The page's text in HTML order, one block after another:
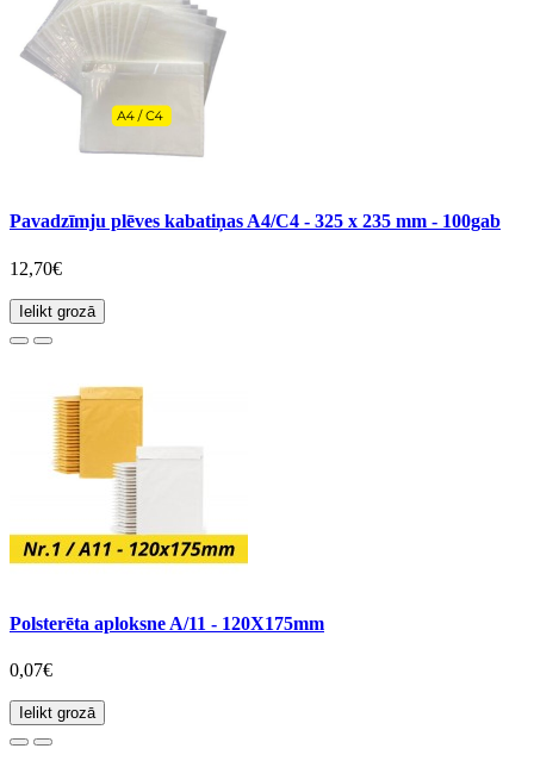
Pavadzīmju plēves kabatiņas A4/C4 - 325 x 235 mm - 100gab
12,70€
Ielikt grozā
Polsterēta aploksne A/11 - 120X175mm
0,07€
Ielikt grozā